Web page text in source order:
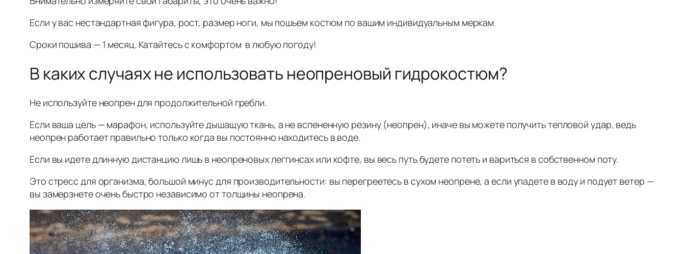
Если у вас нестандартная фигура, рост, размер ноги, мы пошьем костюм по вашим индивидуальным меркам.
Сроки пошива — 1 месяц. Катайтесь с комфортом в любую погоду!
В каких случаях не использовать неопреновый гидрокостюм?
Не используйте неопрен для продолжительной гребли.
Если ваша цель — марафон, используйте дышащую ткань, а не вспененную резину (неопрен), иначе вы можете получить тепловой удар, ведь
неопрен работает правильно только когда вы постоянно находитесь в воде.
Если вы идете длинную дистанцию лишь в неопреновых леггинсах или кофте, вы весь путь будете потеть и вариться в собственном поту.
Это стресс для организма, большой минус для производительности: вы перегреетесь в сухом неопрене, а если упадете в воду и подует ветер —
вы замерзнете очень быстро независимо от толщины неопрена.